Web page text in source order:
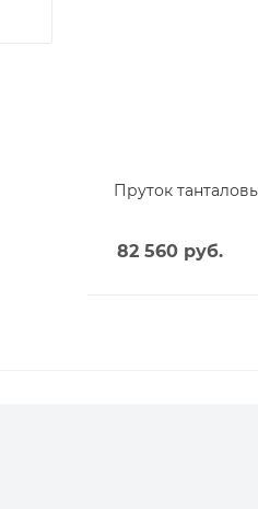
Пруток
82 560 руб.